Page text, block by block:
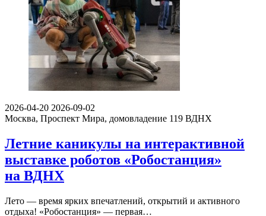
2026-04-20 2026-09-02
Москва, Проспект Мира, домовладение 119 ВДНХ
Летние каникулы на интерактивной
выставке роботов «Робостанция»
на ВДНХ
Лето — время ярких впечатлений, открытий и активного
отдыха! «Робостанция» — первая…